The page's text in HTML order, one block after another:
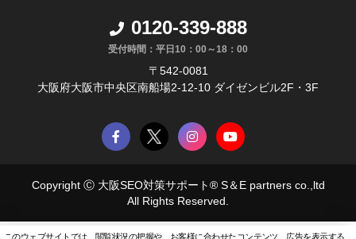
0120-339-888
受付時間：平日10：00～18：00
〒542-0081
大阪府大阪市中央区南船場2-12-10 ダイゼンビル2F・3F
Copyright Ⓒ 大阪SEO対策サポート® S＆E partners co. ,ltd
All Rights Reserved.
このウェブサイトでは、閲覧状況の把握や、お客様に合わせたコンテンツ、広告を表示する